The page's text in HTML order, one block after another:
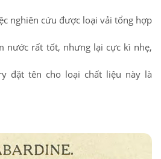
nghiên cứu được loại vải tổng hợp
nước rất tốt, nhưng lại cực kì nhẹ,
đặt tên cho loại chất liệu này là